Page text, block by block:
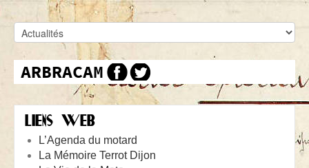
LIENS WEB
L’Agenda du motard
La Mémoire Terrot Dijon